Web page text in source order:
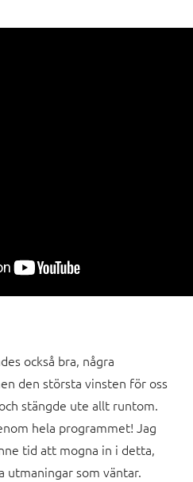
också bra, några
den största vinsten för oss
stängde ute allt runtom.
hela programmet! Jag
tid att mogna in i detta,
utmaningar som väntar.